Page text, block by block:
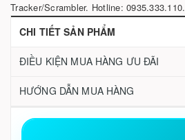
Tracker/Scrambler. Hotline: 0935.333.110.
CHI TIẾT SẢN PHẨM
ĐIỀU KIỆN MUA HÀNG ƯU ĐÃI
HƯỚNG DẪN MUA HÀNG